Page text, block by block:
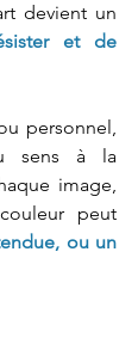
et de
sens à la
image,
peut
ou un